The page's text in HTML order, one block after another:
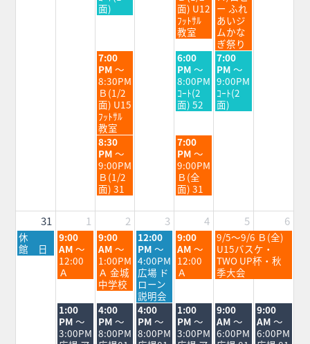
月
26th
面)
月
28th
2026
面) U12
ﾌｯﾄｻﾙ
教室
月
29th
2026
ー ふれ
あいジ
ムかな
ぎ祭り
水
曜
日,
8
月
26th
2026
7:00
PM ～
8:30PM
Ｂ(1/2
面) U15
ﾌｯﾄｻﾙ
教室
金
曜
日,
8
月
28th
6:00
PM ～
8:00PM
ｺｰﾄ(2
面) 52
土
曜
日,
8
月
29th
7:00
PM ～
9:00PM
ｺｰﾄ(2
面)
水
曜
日,
8
月
26th
2026
8:30
PM ～
9:00PM
Ｂ(1/2
面) 31
金
曜
日,
8
月
28th
2026
7:00
PM ～
9:00PM
Ｂ(全
面) 31
31 1 2 3 4 5 6
月
曜
日,
休
館 日
火
曜
日,
9
月
2026
9:00
AM ～
12:00
Ａ
水
曜
日,
9
月
2nd
2026
9:00
AM ～
1:00PM
Ａ 金城
中学校
木
曜
日,
9
月
3rd
2026
12:00
PM ～
4:00PM
広場 ド
ローン
説明会
金
曜
日,
9
月
2026
9:00
AM ～
12:00
Ａ
土
曜
日,
9
月
2026
9/5～9/6 Ｂ(全)
U15バスケ・
TWO UP杯・秋
季大会
火
曜
日,
1:00
PM ～
3:00PM
水
曜
日,
4:00
PM ～
8:00PM
木
曜
日,
4:00
PM ～
8:00PM
金
曜
日,
1:00
PM ～
3:00PM
土
曜
日,
9:00
AM ～
6:00PM
日
曜
日,
9:00
AM ～
6:00PM